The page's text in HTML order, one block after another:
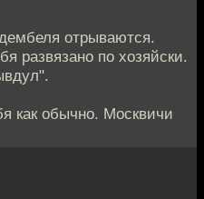
отрываются.
развязано по хозяйски.
как обычно. Москвичи